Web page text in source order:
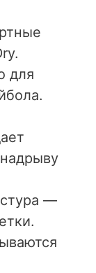
для
—